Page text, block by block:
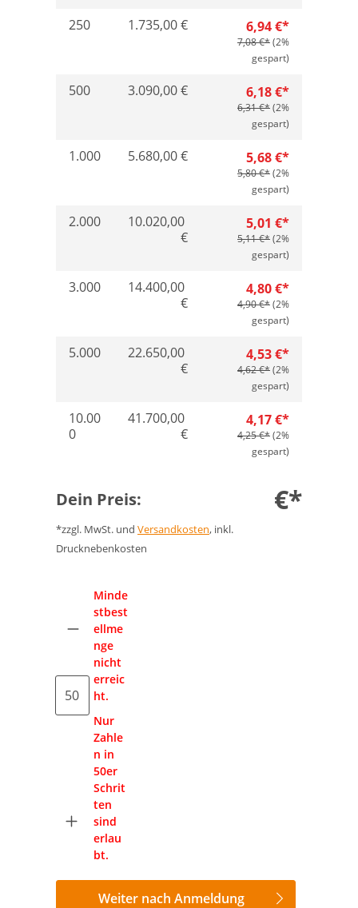
250 1.735,00 € 6,94 €*
7,08 €*(2%
gespart)
500 3.090,00 € 6,18 €*
6,31 €*(2%
gespart)
1.000 5.680,00 € 5,68 €*
5,80 €*(2%
gespart)
2.000
10.020,00
€
5,01 €*
5,11 €*(2%
gespart)
3.000
14.400,00
€
4,80 €*
4,90 €*(2%
gespart)
5.000
22.650,00
€
4,53 €*
4,62 €*(2%
gespart)
10.00
0
41.700,00
€
4,17 €*
4,25 €*(2%
gespart)
Dein Preis: €*
*zzgl. MwSt. und Versandkosten, inkl.
Drucknebenkosten
Minde
stbest
ellme
nge
nicht
erreic
ht.
Nur
Zahle
n in
50er
Schrit
ten
sind
erlau
bt.
Weiter nach Anmeldung